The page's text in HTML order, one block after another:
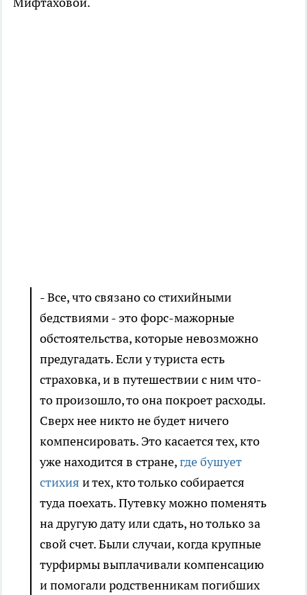
- Все, что связано со стихийными
бедствиями - это форс-мажорные
обстоятельства, которые невозможно
предугадать. Если у туриста есть
страховка, и в путешествии с ним что-
то произошло, то она покроет расходы.
Сверх нее никто не будет ничего
компенсировать. Это касается тех, кто
уже находится в стране,где бушует
стихия и тех, кто только собирается
туда поехать. Путевку можно поменять
на другую дату или сдать, но только за
свой счет. Были случаи, когда крупные
турфирмы выплачивали компенсацию
и помогали родственникам погибших